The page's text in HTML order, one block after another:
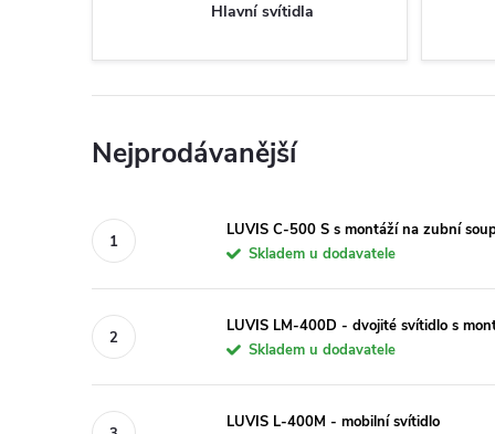
Hlavní svítidla
Nejprodávanější
LUVIS C-500 S s montáží na zubní
Skladem u dodavatele
LUVIS LM-400D - dvojité svítidlo s
Skladem u dodavatele
LUVIS L-400M - mobilní svítidlo